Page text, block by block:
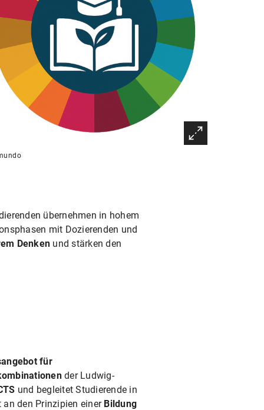
übernehmen in hohem
mit Dozierenden und
Denken und stärken den
für
der Ludwig-
und begleitet Studierende in
den Prinzipien einer Bildung